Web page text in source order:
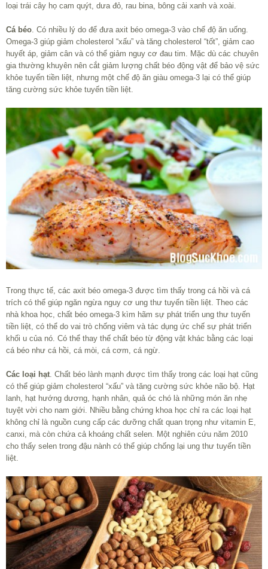
loại trái cây họ cam quýt, dưa đỏ, rau bina, bông cải xanh và xoài.
Cá béo . Có nhiều lý do để đưa axit béo omega-3 vào chế độ ăn uống.
Omega-3 giúp giảm cholesterol “xấu” và tăng cholesterol “tốt”, giảm cao
huyết áp, giảm cân và có thể giảm nguy cơ đau tim. Mặc dù các chuyên
gia thường khuyên nên cắt giảm lượng chất béo động vật để bảo vệ sức
khỏe tuyến tiền liệt, nhưng một chế độ ăn giàu omega-3 lại có thể giúp
tăng cường sức khỏe tuyến tiền liệt.
Trong thực tế, các axit béo omega-3 được tìm thấy trong cá hồi và cá
trích có thể giúp ngăn ngừa nguy cơ ung thư tuyến tiền liệt. Theo các
nhà khoa học, chất béo omega-3 kìm hãm sự phát triển ung thư tuyến
tiền liệt, có thể do vai trò chống viêm và tác dụng ức chế sự phát triển
khối u của nó. Có thể thay thế chất béo từ động vật khác bằng các loại
cá béo như cá hồi, cá mòi, cá cơm, cá ngừ.
Các loại hạt . Chất béo lành mạnh được tìm thấy trong các loại hạt cũng
có thể giúp giảm cholesterol “xấu” và tăng cường sức khỏe não bộ. Hạt
lanh, hạt hướng dương, hạnh nhân, quả óc chó là những món ăn nhẹ
tuyệt vời cho nam giới. Nhiều bằng chứng khoa học chỉ ra các loại hạt
không chỉ là nguồn cung cấp các dưỡng chất quan trọng như vitamin E,
canxi, mà còn chứa cả khoáng chất selen. Một nghiên cứu năm 2010
cho thấy selen trong đậu nành có thể giúp chống lại ung thư tuyến tiền
liệt.